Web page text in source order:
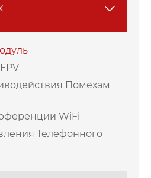

Помехам
WiFi
Телефонного